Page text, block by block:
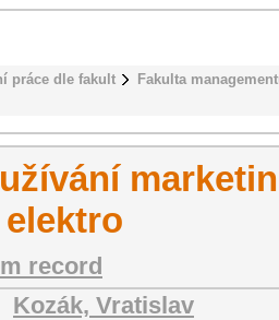
práce dle fakult
Fakulta
record
Kozák, Vratislav